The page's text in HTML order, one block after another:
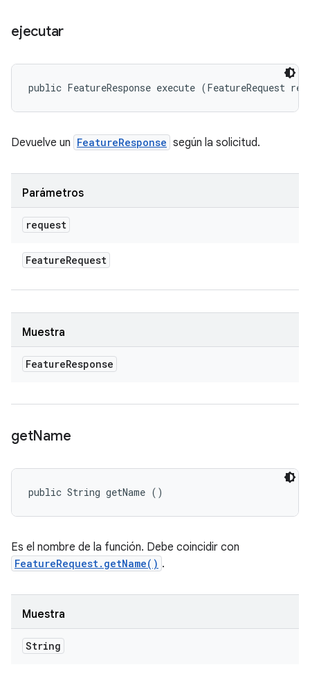
ejecutar
public FeatureResponse execute (FeatureRequest
Devuelve un FeatureResponse según la solicitud.
Parámetros
request
FeatureRequest
Muestra
FeatureResponse
getName
public String getName ()
Es el nombre de la función. Debe coincidir con
FeatureRequest.getName() .
Muestra
String